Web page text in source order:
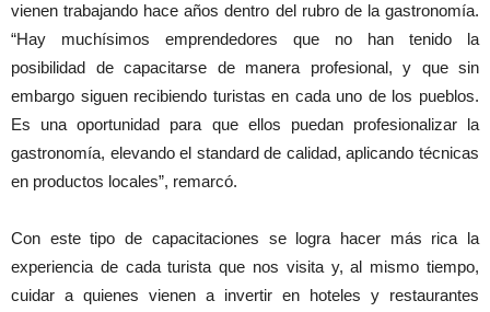
vienen trabajando hace años dentro del rubro de la gastronomía.
“Hay muchísimos emprendedores que no han tenido la
posibilidad de capacitarse de manera profesional, y que sin
embargo siguen recibiendo turistas en cada uno de los pueblos.
Es una oportunidad para que ellos puedan profesionalizar la
gastronomía, elevando el standard de calidad, aplicando técnicas
en productos locales”, remarcó.
Con este tipo de capacitaciones se logra hacer más rica la
experiencia de cada turista que nos visita y, al mismo tiempo,
cuidar a quienes vienen a invertir en hoteles y restaurantes